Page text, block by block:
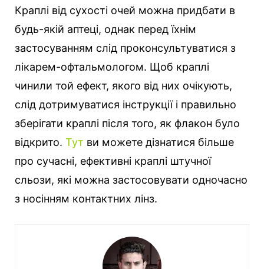
Краплі від сухості очей можна придбати в
будь-якій аптеці, однак перед їхнім
застосуванням слід проконсультуватися з
лікарем-офтальмологом. Щоб краплі
чинили той ефект, якого від них очікують,
слід дотримуватися інструкції і правильно
зберігати краплі після того, як флакон було
відкрито. Тут ви можете дізнатися більше
про сучасні, ефективні краплі штучної
сльози, які можна застосовувати одночасно
з носінням контактних лінз.